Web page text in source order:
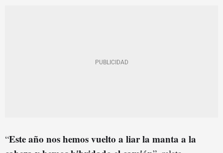
“Este año nos hemos vuelto a liar la manta a la